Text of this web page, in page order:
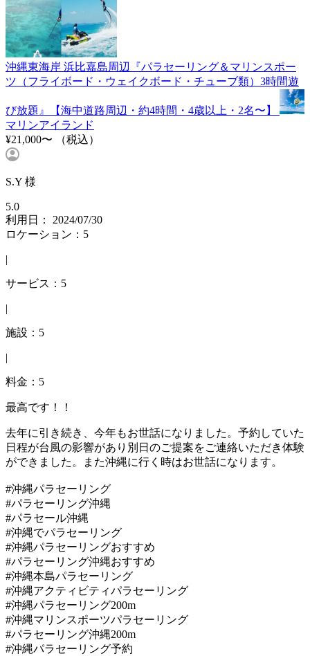
沖縄東海岸 浜比嘉島周辺『パラセーリング＆マリンスポー
ツ（フライボード・ウェイクボード・チューブ類）3時間遊
び放題』【海中道路周辺・約4時間・4歳以上・2名〜】
マリンアイランド
¥21,000〜
（税込）
S.Y 様
5.0
利用日： 2024/07/30
ロケーション：5
|
サービス：5
|
施設：5
|
料金：5
最高です！！
去年に引き続き、今年もお世話になりました。予約していた
日程が台風の影響があり別日のご提案をご連絡いただき体験
ができました。また沖縄に行く時はお世話になります。
#沖縄パラセーリング
#パラセーリング沖縄
#パラセール沖縄
#沖縄でパラセーリング
#沖縄パラセーリングおすすめ
#パラセーリング沖縄おすすめ
#沖縄本島パラセーリング
#沖縄アクティビティパラセーリング
#沖縄パラセーリング200m
#沖縄マリンスポーツパラセーリング
#パラセーリング沖縄200m
#沖縄パラセーリング予約